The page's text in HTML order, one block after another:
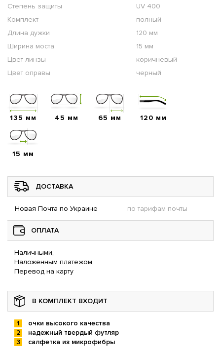
Степень защиты
UV 400
Комплект
полный
Длина дужки
120 мм
Ширина моста
15 мм
Цвет линзы
коричневый
Цвет оправы
черный
135 мм 45 мм 65 мм 120 мм
15 мм
ДОСТАВКА
Новая Почта по Украине по тарифам почты
ОПЛАТА
Наличными,
Наложенным платежом,
Перевод на карту
В КОМПЛЕКТ ВХОДИТ
очки высокого качества
надежный твердый футляр
салфетка из микрофибры